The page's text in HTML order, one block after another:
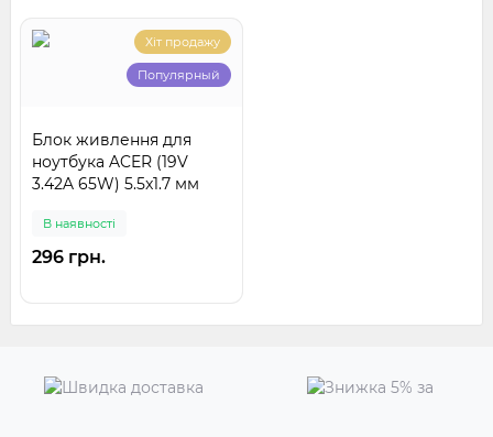
Хіт продажу
Популярный
Блок живлення для
ноутбука ACER (19V
3.42A 65W) 5.5x1.7 мм
В наявності
296 грн.